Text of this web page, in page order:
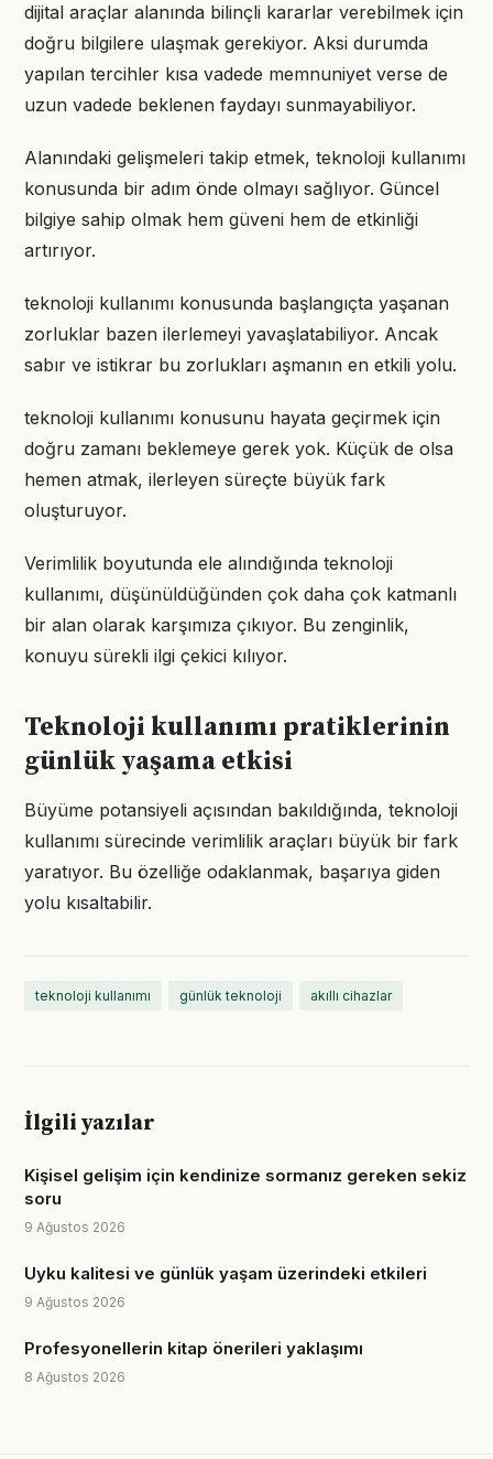
dijital araçlar alanında bilinçli kararlar verebilmek için
doğru bilgilere ulaşmak gerekiyor. Aksi durumda
yapılan tercihler kısa vadede memnuniyet verse de
uzun vadede beklenen faydayı sunmayabiliyor.
Alanındaki gelişmeleri takip etmek, teknoloji kullanımı
konusunda bir adım önde olmayı sağlıyor. Güncel
bilgiye sahip olmak hem güveni hem de etkinliği
artırıyor.
teknoloji kullanımı konusunda başlangıçta yaşanan
zorluklar bazen ilerlemeyi yavaşlatabiliyor. Ancak
sabır ve istikrar bu zorlukları aşmanın en etkili yolu.
teknoloji kullanımı konusunu hayata geçirmek için
doğru zamanı beklemeye gerek yok. Küçük de olsa
hemen atmak, ilerleyen süreçte büyük fark
oluşturuyor.
Verimlilik boyutunda ele alındığında teknoloji
kullanımı, düşünüldüğünden çok daha çok katmanlı
bir alan olarak karşımıza çıkıyor. Bu zenginlik,
konuyu sürekli ilgi çekici kılıyor.
Teknoloji kullanımı pratiklerinin
günlük yaşama etkisi
Büyüme potansiyeli açısından bakıldığında, teknoloji
kullanımı sürecinde verimlilik araçları büyük bir fark
yaratıyor. Bu özelliğe odaklanmak, başarıya giden
yolu kısaltabilir.
teknoloji kullanımı günlük teknoloji akıllı cihazlar
İlgili yazılar
Kişisel gelişim için kendinize sormanız gereken sekiz
soru
9 Ağustos 2026
Uyku kalitesi ve günlük yaşam üzerindeki etkileri
9 Ağustos 2026
Profesyonellerin kitap önerileri yaklaşımı
8 Ağustos 2026